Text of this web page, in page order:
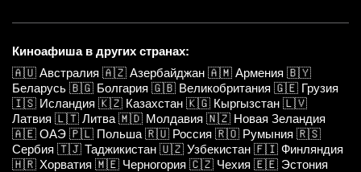
Киноафиша в других странах:
🇦🇺 Австралия 🇦🇿 Азербайджан 🇦🇲 Армения 🇧🇾
Беларусь 🇧🇬 Болгария 🇬🇧 Великобритания 🇬🇪 Грузия
🇮🇸 Исландия 🇰🇿 Казахстан 🇰🇬 Кыргызстан 🇱🇻
Латвия 🇱🇹 Литва 🇲🇩 Молдавия 🇳🇿 Новая Зеландия
🇦🇪 ОАЭ 🇵🇱 Польша 🇷🇺 Россия 🇷🇴 Румыния 🇷🇸
Сербия 🇹🇯 Таджикистан 🇺🇿 Узбекистан 🇫🇮 Финляндия
🇭🇷 Хорватия 🇲🇪 Черногория 🇨🇿 Чехия 🇪🇪 Эстония